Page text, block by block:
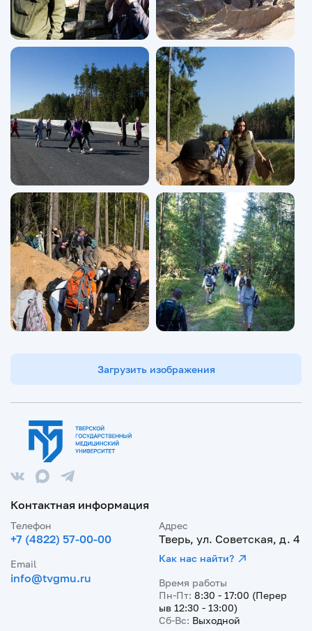
Загрузить изображения
Контактная информация
Телефон
+7 (4822) 57-00-00
Email
info@tvgmu.ru
Адрес
Тверь, ул. Советская, д. 4
Как нас найти?
Время работы
Пн-Пт: 8:30 - 17:00 (Перер
ыв 12:30 - 13:00)
Сб-Вс: Выходной